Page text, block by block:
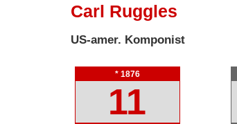
Carl Ruggles
US-amer. Komponist
* 1876
11